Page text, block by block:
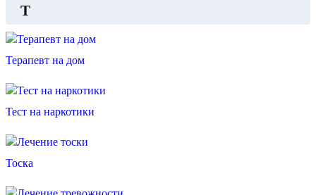
Т
Терапевт на дом
Тест на наркотики
Тоска